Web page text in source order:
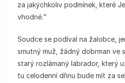
za jakýchkoliv podmínek, které
vhodné.“
Soudce se podíval na žalobce,
smutný muž, žádný dobrman ve
starý rozlámaný labrador, který
tu celodenní dřinu bude mít za